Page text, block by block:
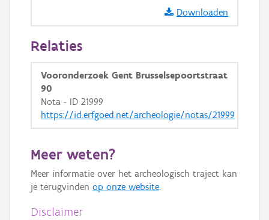
Downloaden
Relaties
Vooronderzoek Gent Brusselsepoortstraat
90
Nota - ID 21999
https://id.erfgoed.net/archeologie/notas/21999
Meer weten?
Meer informatie over het archeologisch traject kan
je terugvinden op onze website.
Disclaimer